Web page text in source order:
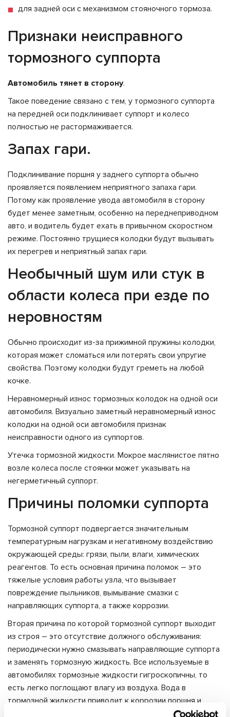
для задней оси с механизмом стояночного тормоза.
Признаки неисправного
тормозного суппорта
Автомобиль тянет в сторону.
Такое поведение связано с тем, у тормозного суппорта
на передней оси подклинивает суппорт и колесо
полностью не растормаживается.
Запах гари.
Подклинивание поршня у заднего суппорта обычно
проявляется появлением неприятного запаха гари.
Потому как проявление увода автомобиля в сторону
будет менее заметным, особенно на переднеприводном
авто, и водитель будет ехать в привычном скоростном
режиме. Постоянно трущиеся колодки будут вызывать
их перегрев и неприятный запах гари.
Необычный шум или стук в
области колеса при езде по
неровностям
Обычно происходит из-за прижимной пружины колодки,
которая может сломаться или потерять свои упругие
свойства. Поэтому колодки будут греметь на любой
кочке.
Неравномерный износ тормозных колодок на одной оси
автомобиля. Визуально заметный неравномерный износ
колодки на одной оси автомобиля признак
неисправности одного из суппортов.
Утечка тормозной жидкости. Мокрое маслянистое пятно
возле колеса после стоянки может указывать на
негерметичный суппорт.
Причины поломки суппорта
Тормозной суппорт подвергается значительным
температурным нагрузкам и негативному воздействию
окружающей среды: грязи, пыли, влаги, химических
реагентов. То есть основная причина поломок – это
тяжелые условия работы узла, что вызывает
повреждение пыльников, вымывание смазки с
направляющих суппорта, а также коррозии.
Вторая причина по которой тормозной суппорт выходит
из строя – это отсутствие должного обслуживания:
периодически нужно смазывать направляющие суппорта
и заменять тормозную жидкость. Все используемые в
автомобилях тормозные жидкости гигроскопичны, то
есть легко поглощают влагу из воздуха. Вода в
тормозной жидкости приводит к коррозии поршня и
внутренних поверхностей корпуса суппорта. Что в свою